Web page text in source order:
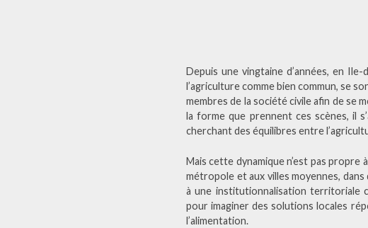
Depuis une vingtaine d’années, en
l’agriculture comme bien commun, se
membres de la société civile afin de se
la forme que prennent ces scènes, il
cherchant des équilibres entre
Mais cette dynamique n’est pas propre
métropole et aux villes moyennes,
à une institutionnalisation territoriale
pour imaginer des solutions locales
l’alimentation.